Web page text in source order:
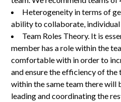
Heterogeneity in terms of
ability to collaborate,
Team Roles Theory. It is
member has a role within the
comfortable with in order to
and ensure the efficiency of the
within the same team there will
leading and coordinating the